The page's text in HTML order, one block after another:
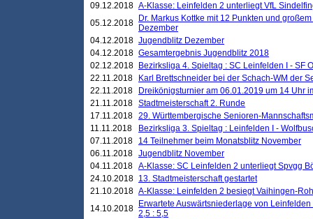
09.12.2018 A-Klasse: Leinfelden 2 unterliegt VfL
05.12.2018
Dr. Markus Kottke mit 12 Punkten und
Dezember
04.12.2018 Jugendblitz Dezember
04.12.2018 Gesamtergebnis Jugendblitz 2018
02.12.2018
Bezirksliga 4. Spieltag : SC Leinfelden I - SF
22.11.2018
Karl Brettschneider bei der Schach-WM der
22.11.2018
Dreikönigsturnier am 06.01.2019 um 14 Uhr
21.11.2018 Stadtmeisterschaft 2. Runde
17.11.2018 29. Württembergische Senioren-
11.11.2018
Bezirksliga 3. Spieltag : Leinfelden I -
07.11.2018
14 Teilnehmer beim Monatsblitz November
06.11.2018 Jugendblitz November
04.11.2018 A-Klasse: SC Leinfelden 2 unterliegt Spvgg
24.10.2018 13. Stadtmeisterschaft gestartet
21.10.2018 A-Klasse: Leinfelden 2 besiegt Vaihingen-
14.10.2018
Erwartete Auswärtsniederlage von
2,5 : 5,5